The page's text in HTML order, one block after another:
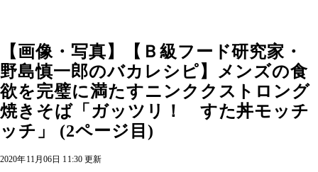
【画像・写真】【Ｂ級フード研究家・
野島慎一郎のバカレシピ】メンズの食
欲を完璧に満たすニンククストロング
焼きそば「ガッツリ！ すた丼モッチ
ッチ」 (2ページ目)
2020年11月06日 11:30 更新